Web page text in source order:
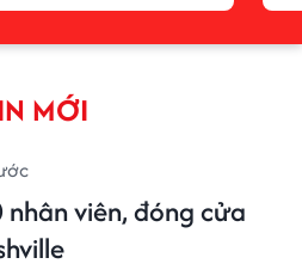
MỚI
nhân viên, đóng cửa